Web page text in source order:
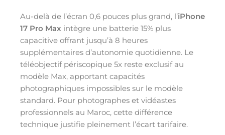
Au-delà de l’écran 0,6 pouces plus grand, l’iPhone
17 Pro Max intègre une batterie 15% plus
capacitive offrant jusqu’à 8 heures
supplémentaires d’autonomie quotidienne. Le
téléobjectif périscopique 5x reste exclusif au
modèle Max, apportant capacités
photographiques impossibles sur le modèle
standard. Pour photographes et vidéastes
professionnels au Maroc, cette différence
technique justifie pleinement l’écart tarifaire.